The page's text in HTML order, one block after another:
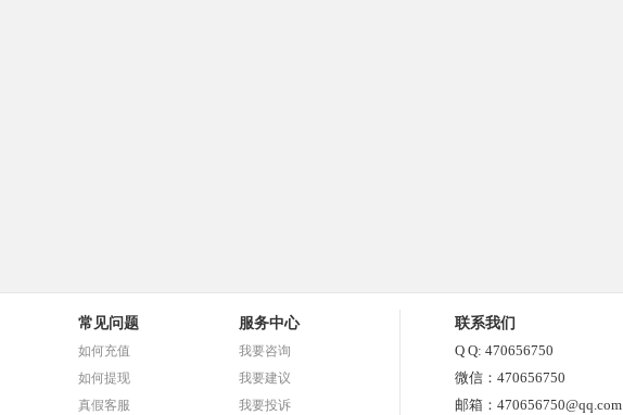
常见问题
如何充值
如何提现
真假客服
服务中心
我要咨询
我要建议
我要投诉
联系我们
Q Q: 470656750
微信：470656750
邮箱：470656750@qq.com